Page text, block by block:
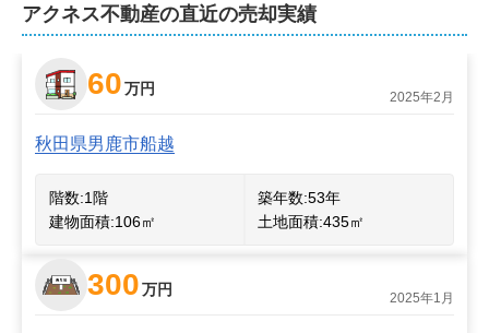
士、司法書士、土地家屋調査士、建築士、競売主任者と
売却など、複雑な事情が絡む案件も弊社の得意分野で
ご相談は無料。守秘義務も厳守いたします。店舗には駐
車場とプライバシーに配慮した個別ブースを完備。駅ま
店がむずかしい場合は出張もお受けいたします。
アクネス不動産の直近の売却実績
60万円 2025年2月
秋田県男鹿市船越
階数:1 階 築年数:53年
建物面積:106㎡ 土地面積:435㎡
300万円 2025年1月